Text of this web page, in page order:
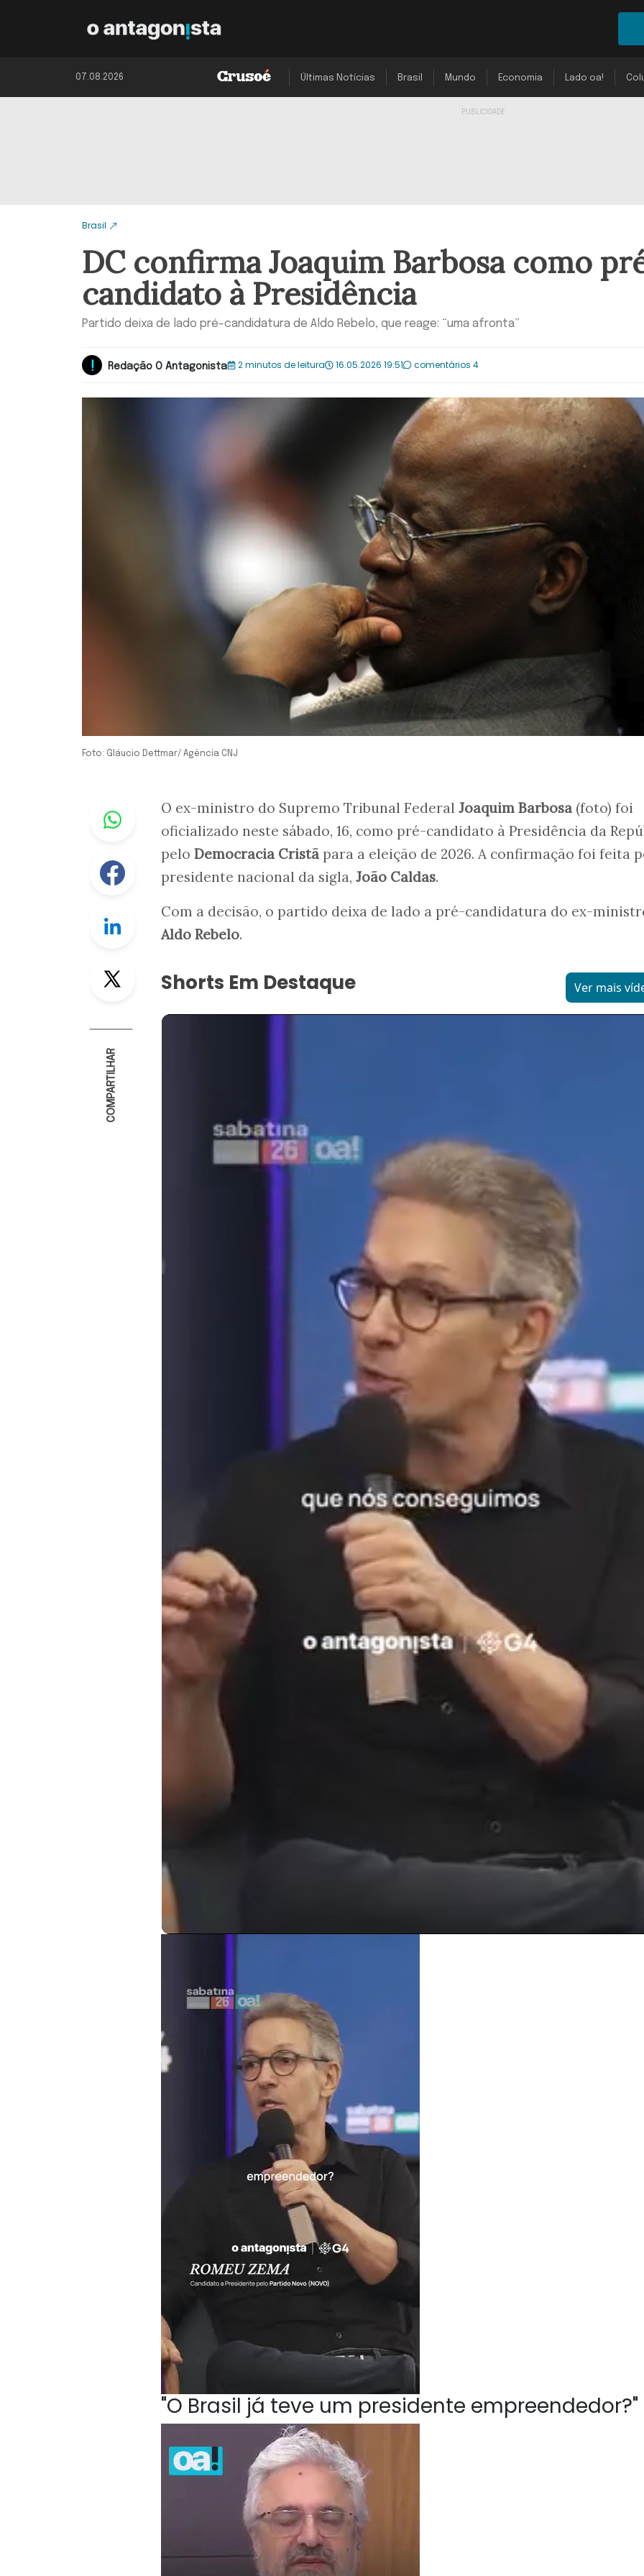
07.08.2026 Últimas Notícias Brasil Mundo Economia Lado oa!
Brasil
DC confirma Joaquim Barbosa como
candidato à Presidência
Partido deixa de lado pré-candidatura de Aldo Rebelo, que reage: “uma afronta”
Redação O Antagonista 2 minutos de leitura 16.05.2026 19:51 comentários 4
Foto: Gláucio Dettmar/ Agência CNJ
Whastapp
Facebook
Linkedin
COMPARTILHAR
O ex-ministro do Supremo Tribunal Federal Joaquim Barbosa (foto) foi
oficializado neste sábado, 16, como pré-candidato à Presidência da
pelo Democracia Cristã para a eleição de 2026. A confirmação foi feita
presidente nacional da sigla, João Caldas.
Com a decisão, o partido deixa de lado a pré-candidatura do ex-
Aldo Rebelo.
Shorts Em Destaque Ver mais
"O Brasil já teve um presidente empreendedor?"